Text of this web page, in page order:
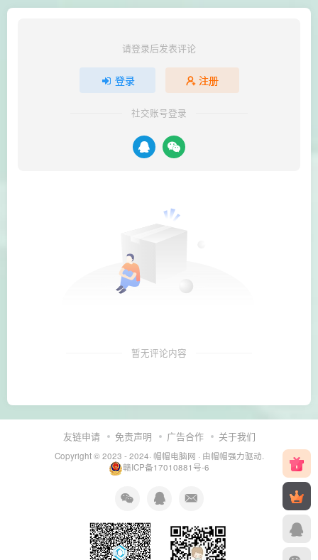
请登录后发表评论
登录 注册
社交账号登录
暂无评论内容
友链申请 免责声明 广告合作 关于我们
Copyright © 2023 - 2024· 帽帽电脑网 · 由帽帽强力驱动.
赣ICP备17010881号-6